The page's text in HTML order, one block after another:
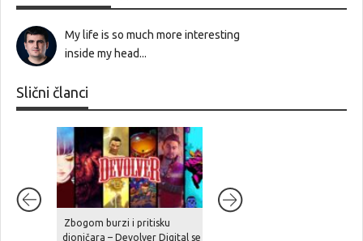
My life is so much more interesting
inside my head...
Slični članci
Zbogom burzi i pritisku
dioničara – Devolver Digital se